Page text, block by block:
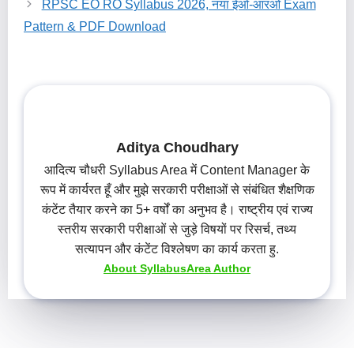
RPSC EO RO Syllabus 2026, नया ईओ-आरओ Exam
Pattern & PDF Download
Aditya Choudhary
आदित्य चौधरी Syllabus Area में Content Manager के
रूप में कार्यरत हूँ और मुझे सरकारी परीक्षाओं से संबंधित शैक्षणिक
कंटेंट तैयार करने का 5+ वर्षों का अनुभव है। राष्ट्रीय एवं राज्य
स्तरीय सरकारी परीक्षाओं से जुड़े विषयों पर रिसर्च, तथ्य
सत्यापन और कंटेंट विश्लेषण का कार्य करता हु.
About SyllabusArea Author